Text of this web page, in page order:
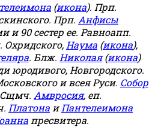
(икона). Прп.
Прп. Анфисы
и 90 сестер ее. Равноапп.
Охридского, Наума (икона),
. Блж. Николая(икона)
юродивого, Новгородского.
и всея Руси. Собор
Амвросия, еп.
Платона иПантелеимона
пресвитера.